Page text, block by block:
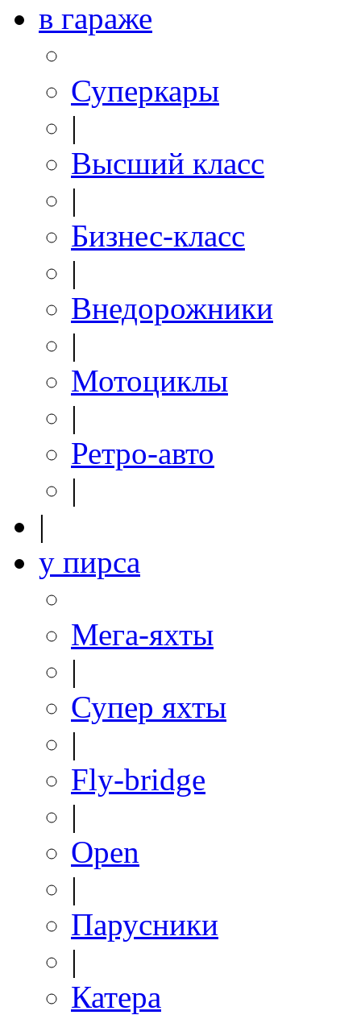
в гараже
Суперкары
|
Высший класс
|
Бизнес-класс
|
Внедорожники
|
Мотоциклы
|
Ретро-авто
|
|
у пирса
Мега-яхты
|
Супер яхты
|
Fly-bridge
|
Open
|
Парусники
|
Катера